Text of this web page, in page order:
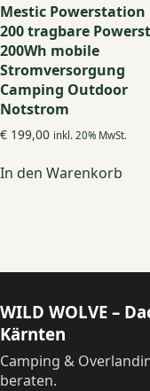
Mestic Powerstation
200 tragbare
200Wh mobile
Stromversorgung
Camping Outdoor
Notstrom
€ 199,00 inkl. 20% MwSt.
In den Warenkorb
WILD WOLVE –
Kärnten
Camping &
beraten.